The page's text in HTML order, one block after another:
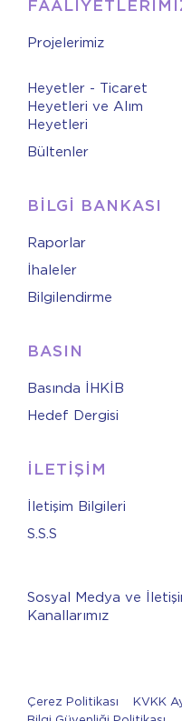
Projelerimiz
Heyetler - Ticaret
Heyetleri ve Alım
Heyetleri
Bültenler
BİLGİ BANKASI
Raporlar
İhaleler
Bilgilendirme
BASIN
Basında İHKİB
Hedef Dergisi
İLETİŞİM
İletişim Bilgileri
S.S.S
Sosyal Medya ve
Kanallarımız
Çerez Politikası
KVKK